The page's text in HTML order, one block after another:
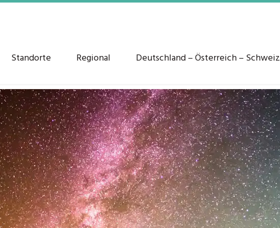
Standorte Regional Deutschland – Österreich – Schweiz